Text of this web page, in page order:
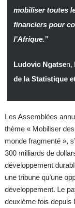
mobiliser toutes
financiers pour
l’Afrique.”
Ludovic Ngatsen,
de la Statistique
Les Assemblées
thème « Mobiliser
monde fragmenté »,
300 milliards de
développement
une tribune qu’une
développement. Le
deuxième fois depuis